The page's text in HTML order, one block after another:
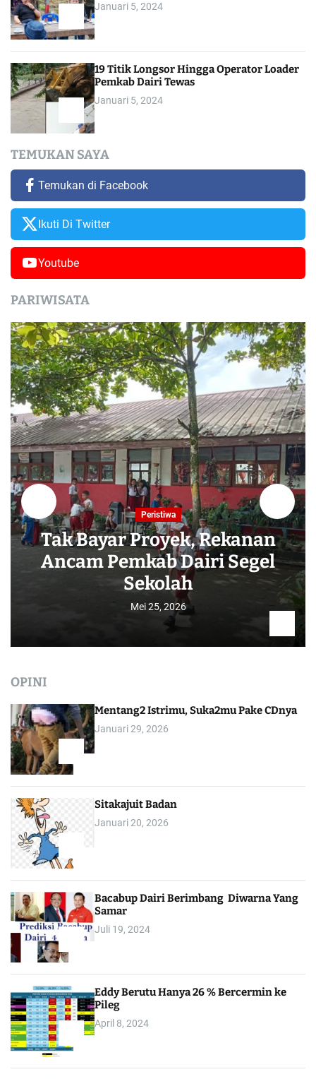
Januari 5, 2024
19 Titik Longsor Hingga Operator Loader
Pemkab Dairi Tewas
Januari 5, 2024
TEMUKAN SAYA
Temukan di Facebook
Ikuti Di Twitter
Youtube
PARIWISATA
Peristiwa
Tak Bayar Proyek, Rekanan
Ancam Pemkab Dairi Segel
Sekolah
Mei 25, 2026
OPINI
Mentang2 Istrimu, Suka2mu Pake CDnya
Januari 29, 2026
Sitakajuit Badan
Januari 20, 2026
Bacabup Dairi Berimbang Diwarna Yang
Samar
Juli 19, 2024
Eddy Berutu Hanya 26 % Bercermin ke
Pileg
April 8, 2024